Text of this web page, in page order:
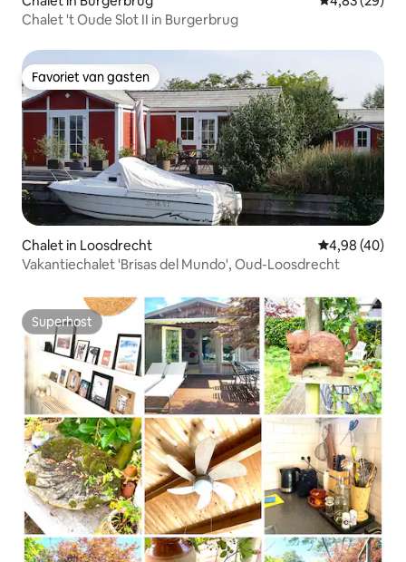
Chalet 't Oude Slot II in Burgerbrug
Favoriet van gasten
Favoriet van gasten
Chalet in Loosdrecht Gemiddelde
4,98 (40)
Vakantiechalet 'Brisas del Mundo', Oud-Loosdrecht
Superhost
Superhost